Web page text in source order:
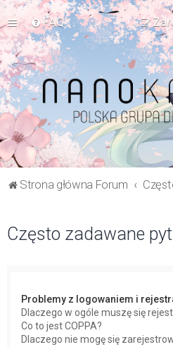
FAQ
Strona główna Forum
Często zadawane
Problemy z logowaniem i
Dlaczego w ogóle muszę się
Co to jest COPPA?
Dlaczego nie mogę się